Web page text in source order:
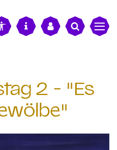
2 - "Es